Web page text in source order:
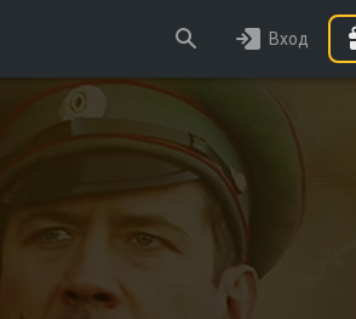
Вход